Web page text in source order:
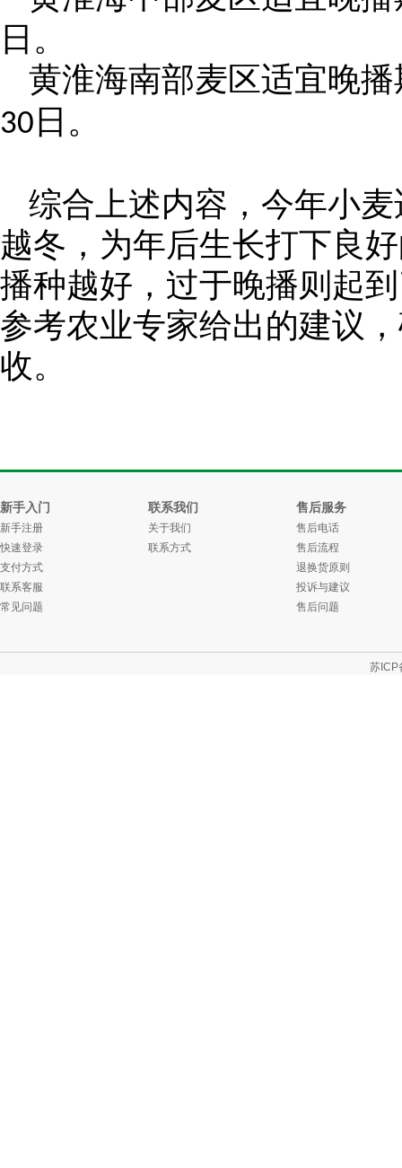
日。
黄淮海南部麦区适宜晚播
30 日。
综合上述内容，今年小
越冬，为年后生长打下良
播种越好，过于晚播则起
参考农业专家给出的建议
收。
新手入门
新手注册
快速登录
支付方式
联系客服
常见问题
联系我们
关于我们
联系方式
售后服务
售后电话
售后流程
退换货原则
投诉与建议
售后问题
苏